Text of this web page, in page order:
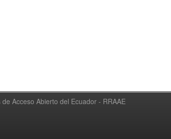
Acceso Abierto del Ecuador - RRAAE